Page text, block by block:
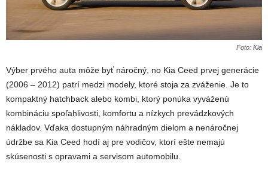
Foto: Kia
Výber prvého auta môže byť náročný, no Kia Ceed prvej generácie
(2006 – 2012) patrí medzi modely, ktoré stoja za zváženie. Je to
kompaktný hatchback alebo kombi, ktorý ponúka vyváženú
kombináciu spoľahlivosti, komfortu a nízkych prevádzkových
nákladov. Vďaka dostupným náhradným dielom a nenáročnej
údržbe sa Kia Ceed hodí aj pre vodičov, ktorí ešte nemajú
skúsenosti s opravami a servisom automobilu.